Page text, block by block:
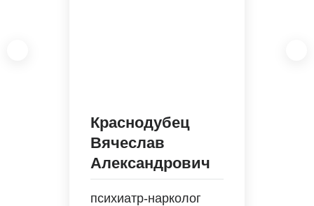
Краснодубец
Вячеслав
Александрович
психиатр-нарколог